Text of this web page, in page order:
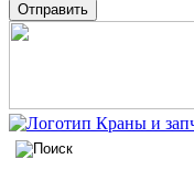
Отправить